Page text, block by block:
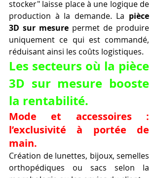
stocker" laisse place à une logique de
production à la demande. La pièce
3D sur mesure permet de produire
uniquement ce qui est commandé,
réduisant ainsi les coûts logistiques.
Les secteurs où la pièce
3D sur mesure booste
la rentabilité.
Mode et accessoires :
l’exclusivité à portée de
main.
Création de lunettes, bijoux, semelles
orthopédiques ou sacs selon la